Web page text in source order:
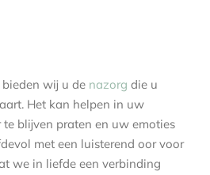
wij u de nazorg die u
Het kan helpen in uw
te blijven praten en uw emoties
met een luisterend oor voor
we in liefde een verbinding